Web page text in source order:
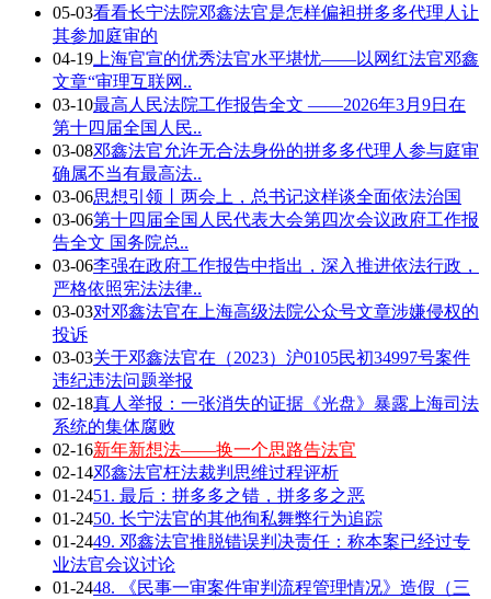
05-03看看长宁法院邓鑫法官是怎样偏袒拼多多代理人让
其参加庭审的
04-19 上海官宣的优秀法官水平堪忧——以网红法官邓鑫
文章“审理互联网..
03-10最高人民法院工作报告全文 ——2026年3月9日在
第十四届全国人民..
03-08邓鑫法官允许无合法身份的拼多多代理人参与庭审
确属不当有最高法..
03-06思想引领丨两会上，总书记这样谈全面依法治国
03-06第十四届全国人民代表大会第四次会议政府工作报
告全文 国务院总..
03-06李强在政府工作报告中指出，深入推进依法行政，
严格依照宪法法律..
03-03对邓鑫法官在上海高级法院公众号文章涉嫌侵权的
投诉
03-03关于邓鑫法官在（2023）沪0105民初34997号案件
违纪违法问题举报
02-18真人举报：一张消失的证据《光盘》暴露上海司法
系统的集体腐败
02-16新年新想法——换一个思路告法官
02-14邓鑫法官枉法裁判思维过程评析
01-2451. 最后：拼多多之错，拼多多之恶
01-2450. 长宁法官的其他徇私舞弊行为追踪
01-2449. 邓鑫法官推脱错误判决责任：称本案已经过专
业法官会议讨论
01-2448. 《民事一审案件审判流程管理情况》造假（三